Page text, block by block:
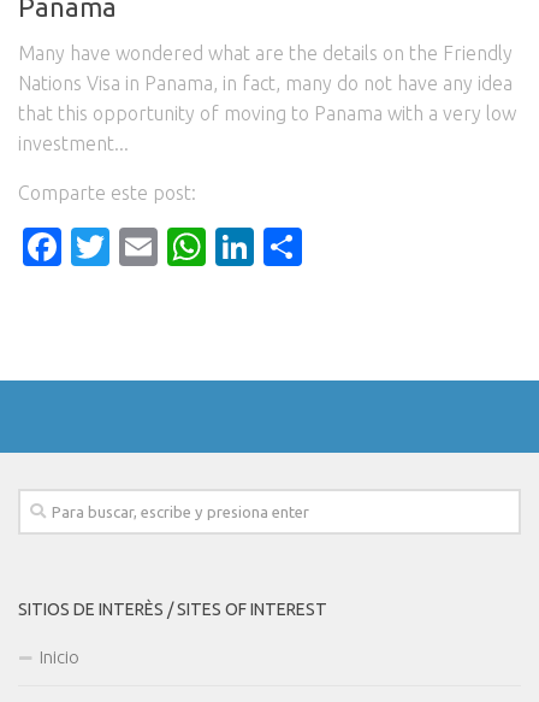
Panama
Many have wondered what are the details on the Friendly
Nations Visa in Panama, in fact, many do not have any idea
that this opportunity of moving to Panama with a very low
investment...
Comparte este post:
Facebook
Twitter
EmailWhatsApp
LinkedIn
SITIOS DE INTERÈS / SITES OF INTEREST
Inicio